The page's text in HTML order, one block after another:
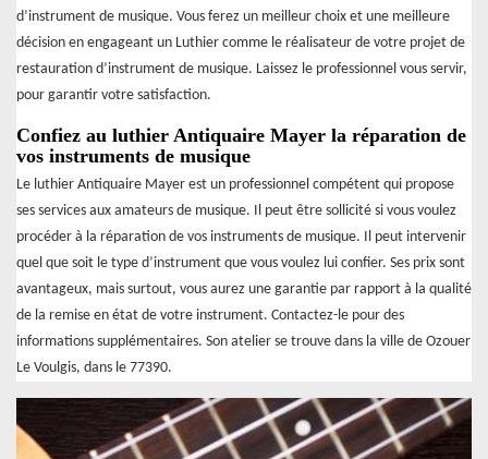
d’instrument de musique. Vous ferez un meilleur choix et une meilleure
décision en engageant un Luthier comme le réalisateur de votre projet de
restauration d’instrument de musique. Laissez le professionnel vous servir,
pour garantir votre satisfaction.
Confiez au luthier Antiquaire Mayer la réparation de
vos instruments de musique
Le luthier Antiquaire Mayer est un professionnel compétent qui propose
ses services aux amateurs de musique. Il peut être sollicité si vous voulez
procéder à la réparation de vos instruments de musique. Il peut intervenir
quel que soit le type d’instrument que vous voulez lui confier. Ses prix sont
avantageux, mais surtout, vous aurez une garantie par rapport à la qualité
de la remise en état de votre instrument. Contactez-le pour des
informations supplémentaires. Son atelier se trouve dans la ville de Ozouer
Le Voulgis, dans le 77390.